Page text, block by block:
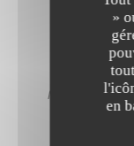
»
en
MESCLUN